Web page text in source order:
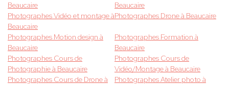
Beaucaire
Beaucaire
Photographes Vidéo et montage à
Beaucaire
Photographes Drone à Beaucaire
Photographes Motion design à
Beaucaire
Photographes Formation à
Beaucaire
Photographes Cours de
Photographie à Beaucaire
Photographes Cours de
Vidéo/Montage à Beaucaire
Photographes Cours de Drone à
Photographes Atelier photo à